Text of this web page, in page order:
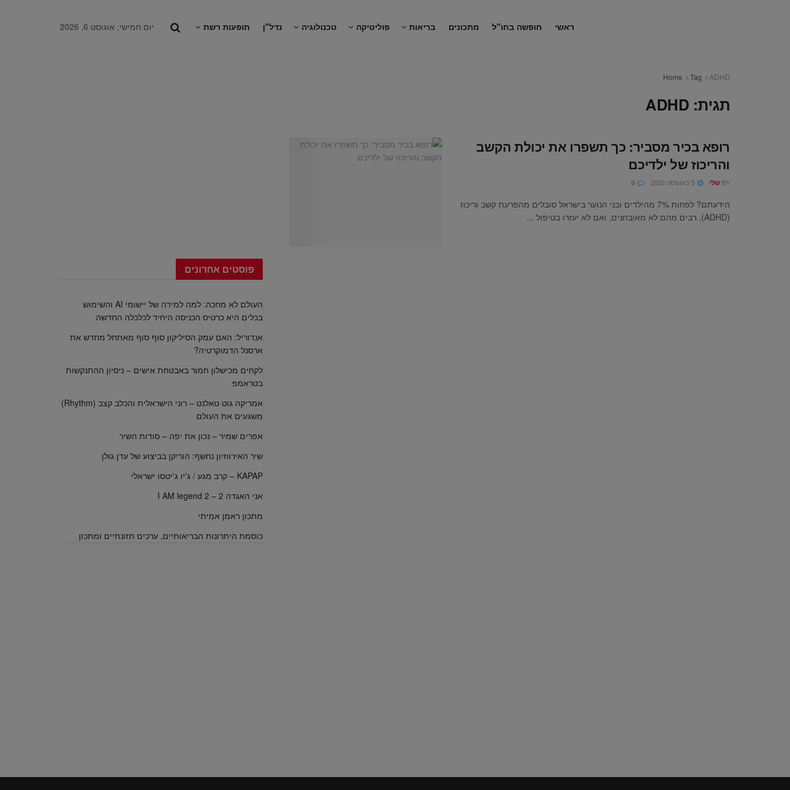
ראשי חופשה בחו"ל מתכונים בריאות פוליטיקה טכנולוגיה נדל"ן תופעות רשת יום חמישי, אוגוסט 6, 2026
Home Tag ADHD
תגית: ADHD
רופא בכיר מסביר: כך תשפרו את יכולת הקשב
והריכוז של ילדיכם
BY שלי
הידעתם? לפחות 7% מהילדים ובני הנוער בישראל סובלים מהפרעת קשב וריכוז
(ADHD), רבים מהם לא מאובחנים, ואם לא יעזרו בטיפול ...
פוסטים אחרונים
העולם לא מחכה: למה למידה של יישומי AI והשימוש
בכלים היא כרטיס הכניסה היחיד לכלכלה החדשה
אנדוריל: האם עמק הסיליקון סוף סוף מאתחל מחדש את
ארסנל הדמוקרטיה?
לקחים מכישלון חמור באבטחת אישים – ניסיון ההתנקשות
בטראמפ
אמריקה גוט טאלנט – רוני הישראלית והכלב קצב (Rhythm)
משגעים את העולם
אפרים שמיר – נכון את יפה – סודות השיר
שיר האירווזיון נחשף: הוריקן בביצוע של עדן גולן
KAPAP – קרב מגע / ג'יו ג'יטסו ישראלי
אני האגדה 2 – I AM legend 2
מתכון ראמן אמיתי
כוסמת היתרונות הבריאותיים, ערכים תזונתיים ומתכון